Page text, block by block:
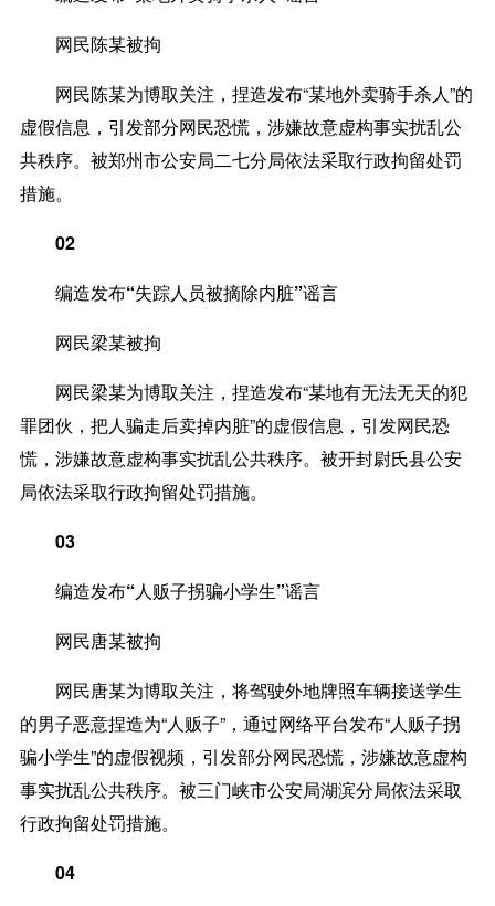
网民陈某被拘
网民陈某为博取关注，捏造发布“某地外卖骑手杀人”的
虚假信息，引发部分网民恐慌，涉嫌故意虚构事实扰乱公
共秩序。被郑州市公安局二七分局依法采取行政拘留处罚
措施。
02
编造发布“失踪人员被摘除内脏”谣言
网民梁某被拘
网民梁某为博取关注，捏造发布“某地有无法无天的犯
罪团伙，把人骗走后卖掉内脏”的虚假信息，引发网民恐
慌，涉嫌故意虚构事实扰乱公共秩序。被开封尉氏县公安
局依法采取行政拘留处罚措施。
03
编造发布“人贩子拐骗小学生”谣言
网民唐某被拘
网民唐某为博取关注，将驾驶外地牌照车辆接送学生
的男子恶意捏造为“人贩子”，通过网络平台发布“人贩子拐
骗小学生”的虚假视频，引发部分网民恐慌，涉嫌故意虚构
事实扰乱公共秩序。被三门峡市公安局湖滨分局依法采取
行政拘留处罚措施。
04